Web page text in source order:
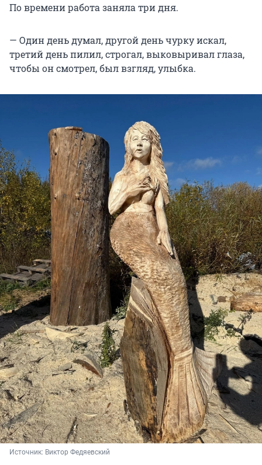
По времени работа заняла три дня.
— Один день думал, другой день чурку искал,
третий день пилил, строгал, выковыривал глаза,
чтобы он смотрел, был взгляд, улыбка.
Источник: Виктор Федяевский